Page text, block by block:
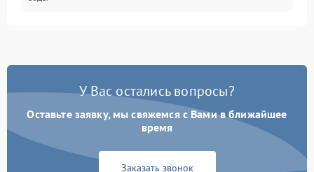
Замена платы управления 2200 ₽ Подробнее →
У Вас остались вопросы?
Оставьте заявку, мы свяжемся с Вами в ближайшее
время
Заказать звонок